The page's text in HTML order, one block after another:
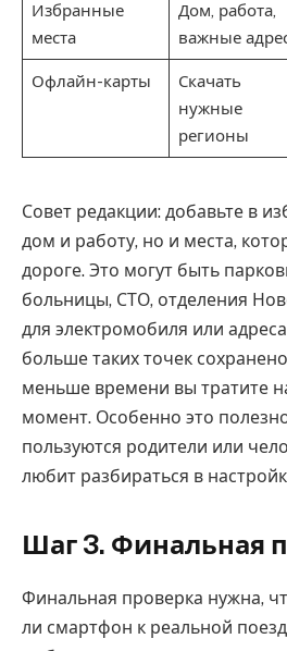
Избранные
места
Дом, работа,
важные
Офлайн-карты
Скачать
нужные
регионы
Совет редакции: добавьте в
дом и работу, но и места,
дороге. Это могут быть
больницы, СТО, отделения
для электромобиля или
больше таких точек
меньше времени вы тратите
момент. Особенно это
пользуются родители или
любит разбираться в
Шаг 3. Финальная
Финальная проверка нужна,
ли смартфон к реальной